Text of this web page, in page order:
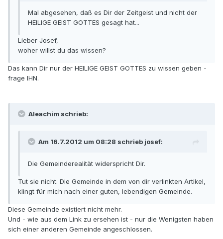
Mal abgesehen, daß es Dir der Zeitgeist und nicht der
HEILIGE GEIST GOTTES gesagt hat...
Lieber Josef,
woher willst du das wissen?
Das kann Dir nur der HEILIGE GEIST GOTTES zu wissen geben -
frage IHN.
Aleachim schrieb:
Am 16.7.2012 um 08:28 schrieb josef:
Die Gemeinderealität widerspricht Dir.
Tut sie nicht. Die Gemeinde in dem von dir verlinkten Artikel,
klingt für mich nach einer guten, lebendigen Gemeinde.
Diese Gemeinde existiert nicht mehr.
Und - wie aus dem Link zu ersehen ist - nur die Wenigsten haben
sich einer anderen Gemeinde angeschlossen.